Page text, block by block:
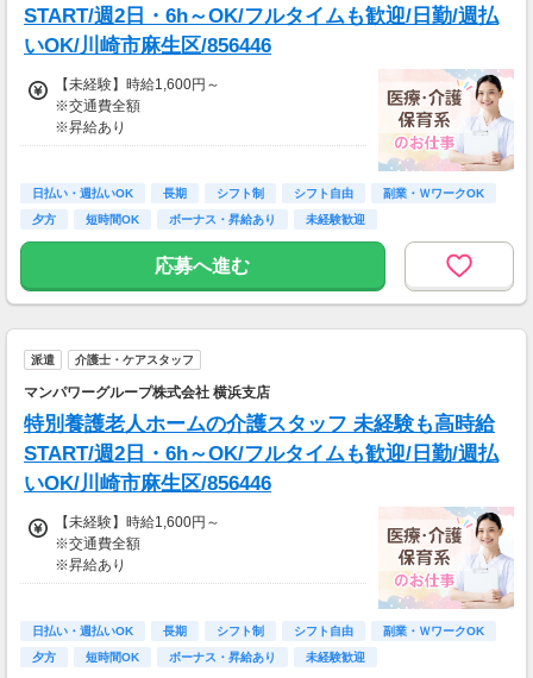
※日払いも週払いOK（規定あり）
（稼働開始時は手続き完了次第となります）
週払い：金曜日締め最短翌週火曜日にお給料GE
T♪
※交通費：別途全額支給
START/週2日・6h～OK/フルタイムも歓迎/日勤/週払
いOK/川崎市麻生区/856446
【未経験】時給1,600円～
※交通費全額
※昇給あり
◎日勤／未経験の場合
・日収(1,600*8)円（時給1,600円×8h）
※資格手当あり（時給50円～UP/資格の種類に
よって異なる）
※日払いも週払いOK（規定あり）
（稼働開始時は手続き完了次第となります）
週払い：金曜日締め最短翌週火曜日にお給料GE
T♪
※交通費：別途全額支給
日払い・週払いOK 長期 シフト制 シフト自由
副業・ＷワークOK
夕方
短時間OK ボーナス・昇給あり 未経験歓迎
応募へ進む
派遣 介護士・ケアスタッフ
マンパワーグループ株式会社 横浜支店
特別養護老人ホームの介護スタッフ 未経験も高時給
START/週2日・6h～OK/フルタイムも歓迎/日勤/週払
いOK/川崎市麻生区/856446
【未経験】時給1,600円～
※交通費全額
※昇給あり
◎日勤／未経験の場合
・日収(1,600*8)円（時給1,600円×8h）
日払い・週払いOK 長期 シフト制 シフト自由
副業・ＷワークOK
夕方
短時間OK ボーナス・昇給あり 未経験歓迎